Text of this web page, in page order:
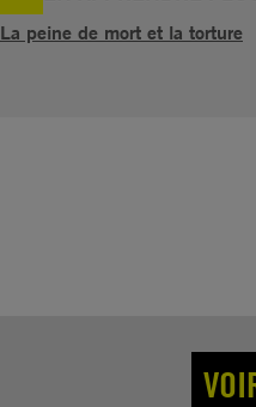
La peine de mort et la torture